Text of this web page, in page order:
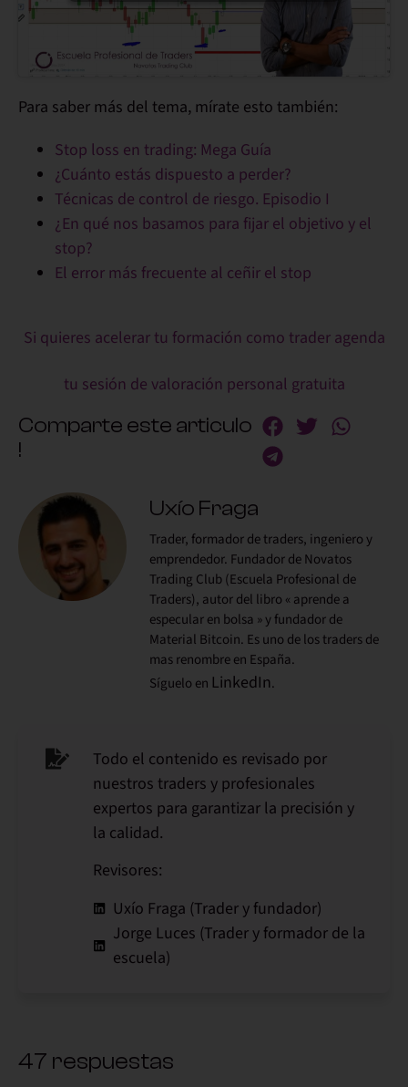
Para saber más del tema, mírate esto también:
Stop loss en trading: Mega Guía
¿Cuánto estás dispuesto a perder?
Técnicas de control de riesgo. Episodio I
¿En qué nos basamos para fijar el objetivo y el
stop?
El error más frecuente al ceñir el stop
Si quieres acelerar tu formación como trader agenda
tu sesión de valoración personal gratuita
Comparte este articulo
!
Uxío Fraga
Trader, formador de traders, ingeniero y
emprendedor. Fundador de Novatos
Trading Club (Escuela Profesional de
Traders), autor del libro « aprende a
especular en bolsa » y fundador de
Material Bitcoin. Es uno de los traders de
mas renombre en España.
Síguelo en LinkedIn.
Todo el contenido es revisado por
nuestros traders y profesionales
expertos para garantizar la precisión y
la calidad.
Revisores:
Uxío Fraga (Trader y fundador)
Jorge Luces (Trader y formador de la
escuela)
47 respuestas